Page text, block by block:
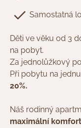
Samostatná
Děti ve věku od 3
na pobyt.
Za jednolůžkový
Při pobytu na
20%.
Náš rodinný
maximální